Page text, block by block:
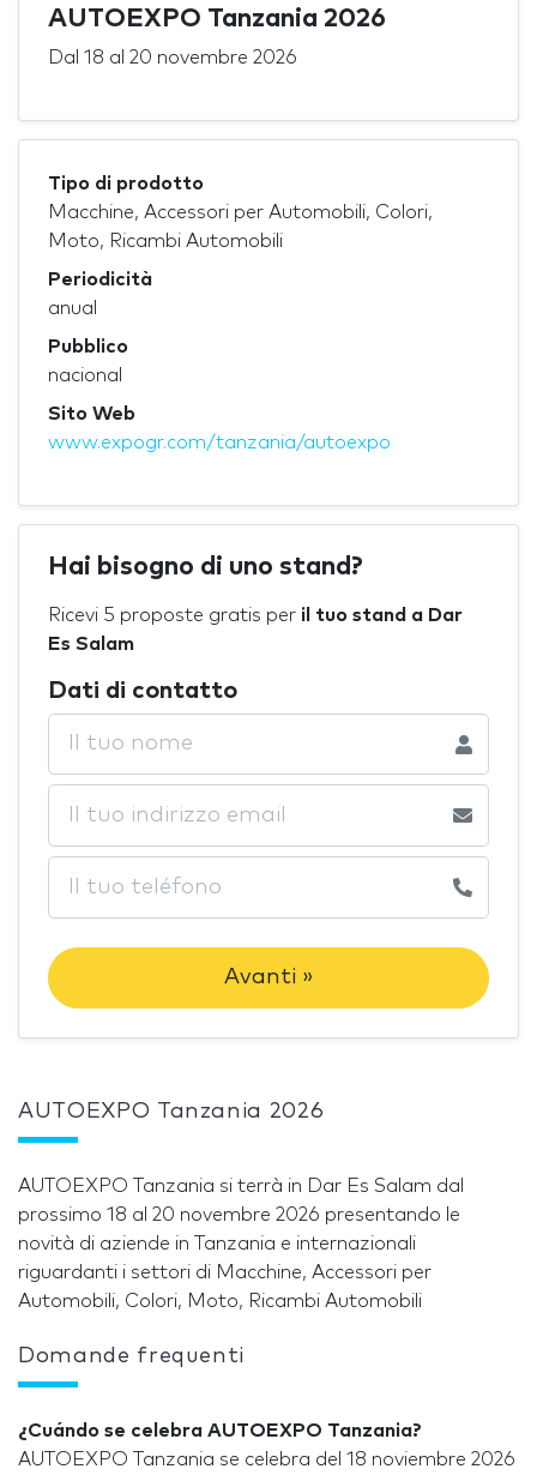
AUTOEXPO Tanzania 2026
Dal 18 al 20 novembre 2026
Tipo di prodotto
Macchine, Accessori per Automobili, Colori,
Moto, Ricambi Automobili
Periodicità
anual
Pubblico
nacional
Sito Web
www.expogr.com/tanzania/autoexpo
Hai bisogno di uno stand?
Ricevi 5 proposte gratis per il tuo stand a Dar
Es Salam
Dati di contatto
Avanti »
AUTOEXPO Tanzania 2026
AUTOEXPO Tanzania si terrà in Dar Es Salam dal
prossimo 18 al 20 novembre 2026 presentando le
novità di aziende in Tanzania e internazionali
riguardanti i settori di Macchine, Accessori per
Automobili, Colori, Moto, Ricambi Automobili
Domande frequenti
¿Cuándo se celebra AUTOEXPO Tanzania?
AUTOEXPO Tanzania se celebra del 18 noviembre 2026